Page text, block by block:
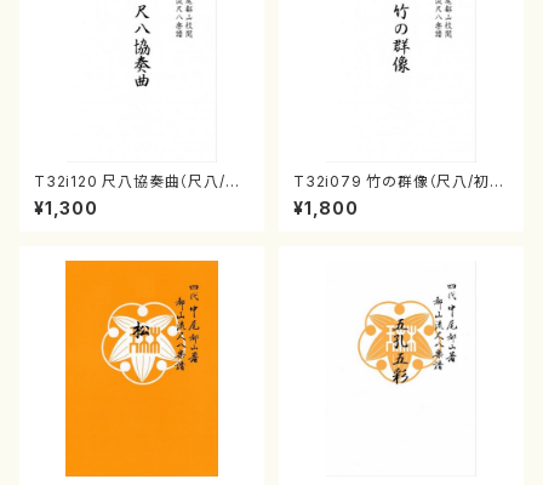
T32i120 尺八協奏曲（尺八/二
代 山本邦山/尺八/都山式譜）都
山流公刊楽譜曲番:569
¥1,300
T32i079 竹の群像（尺八/初代
山本邦山/尺八/都山式譜）都山
流公刊楽譜曲番:528
¥1,800